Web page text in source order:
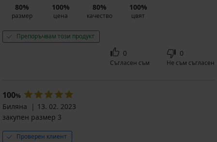
80%
размер
100%
цена
80%
качество
100%
цвят
Препоръчвам този продукт
0
Съгласен съм
0
Не съм съгласен
100%
Биляна
13. 02. 2023
закупен размер 3
Проверен клиент